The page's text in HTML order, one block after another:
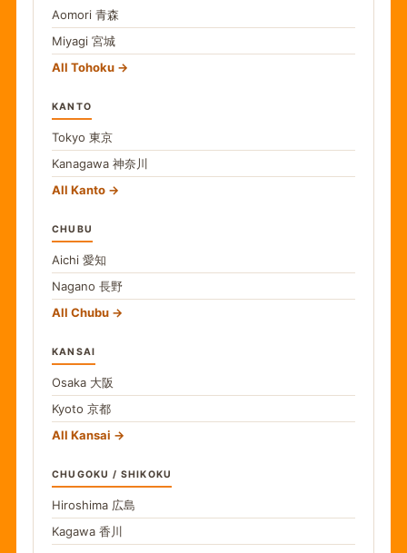
Aomori 青森
Miyagi 宮城
All Tohoku
KANTO
Tokyo 東京
Kanagawa 神奈川
All Kanto
CHUBU
Aichi 愛知
Nagano 長野
All Chubu
KANSAI
Osaka 大阪
Kyoto 京都
All Kansai
CHUGOKU / SHIKOKU
Hiroshima 広島
Kagawa 香川